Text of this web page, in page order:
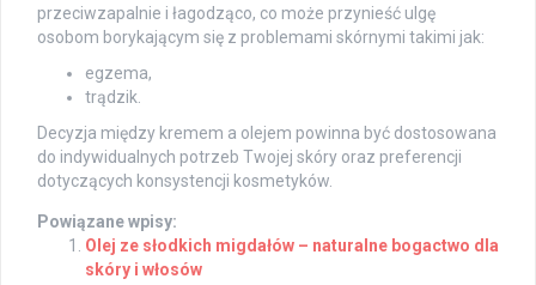
przeciwzapalnie i łagodząco, co może przynieść ulgę
osobom borykającym się z problemami skórnymi takimi jak:
egzema,
trądzik.
Decyzja między kremem a olejem powinna być dostosowana
do indywidualnych potrzeb Twojej skóry oraz preferencji
dotyczących konsystencji kosmetyków.
Powiązane wpisy:
Olej ze słodkich migdałów – naturalne bogactwo dla
skóry i włosów